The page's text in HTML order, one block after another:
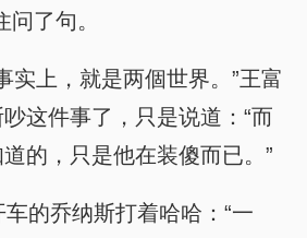
了句。
实上，就是两個世界。”王富
这件事了，只是说道：“而
的，只是他在装傻而已。”
的乔纳斯打着哈哈：“一